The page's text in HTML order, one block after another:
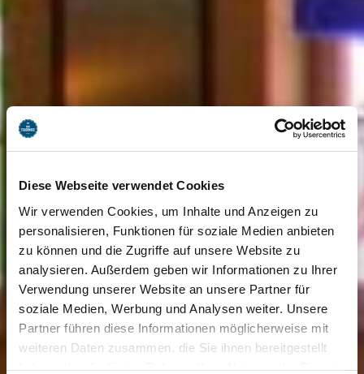
Diese Webseite verwendet Cookies
Wir verwenden Cookies, um Inhalte und Anzeigen zu
personalisieren, Funktionen für soziale Medien anbieten
zu können und die Zugriffe auf unsere Website zu
analysieren. Außerdem geben wir Informationen zu Ihrer
Verwendung unserer Website an unsere Partner für
soziale Medien, Werbung und Analysen weiter. Unsere
Partner führen diese Informationen möglicherweise mit
weiteren Daten zusammen, die Sie ihnen bereitgestellt
haben oder die Sie im Rahmen Ihrer Nutzung der Dienste